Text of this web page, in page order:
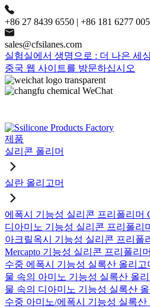
+86 27 8439 6550 | +86 181 6277
sales@cfsilanes.com
실험실에서 생명으로 : 더 나은 세
중국 웹 사이트를 방문하십시오
제품
실리콘 폴리머
실란 올리고머
에폭시 기능성 실리콘 프리폴리머
디아미노 기능성 실리콘 프리폴리
아크릴옥시 기능성 실리콘 프리폴
Mercapto 기능성 실리콘 프리폴리
수중 에폭시 기능성 실록산 올리고
물 속의 아미노 기능성 실록산 올
물 속의 디아미노 기능성 실록산
수중 아미노/에폭시 기능성 실록산